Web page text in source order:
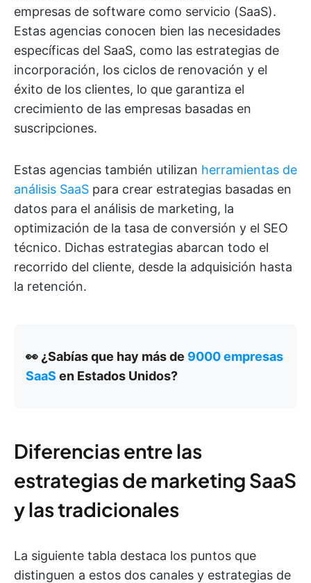
empresas de software como servicio (SaaS).
Estas agencias conocen bien las necesidades
específicas del SaaS, como las estrategias de
incorporación, los ciclos de renovación y el
éxito de los clientes, lo que garantiza el
crecimiento de las empresas basadas en
suscripciones.
Estas agencias también utilizan herramientas de
análisis SaaS para crear estrategias basadas en
datos para el análisis de marketing, la
optimización de la tasa de conversión y el SEO
técnico. Dichas estrategias abarcan todo el
recorrido del cliente, desde la adquisición hasta
la retención.
👀 ¿Sabías que hay más de 9000 empresas
SaaS en Estados Unidos?
Diferencias entre las
estrategias de marketing SaaS
y las tradicionales
La siguiente tabla destaca los puntos que
distinguen a estos dos canales y estrategias de